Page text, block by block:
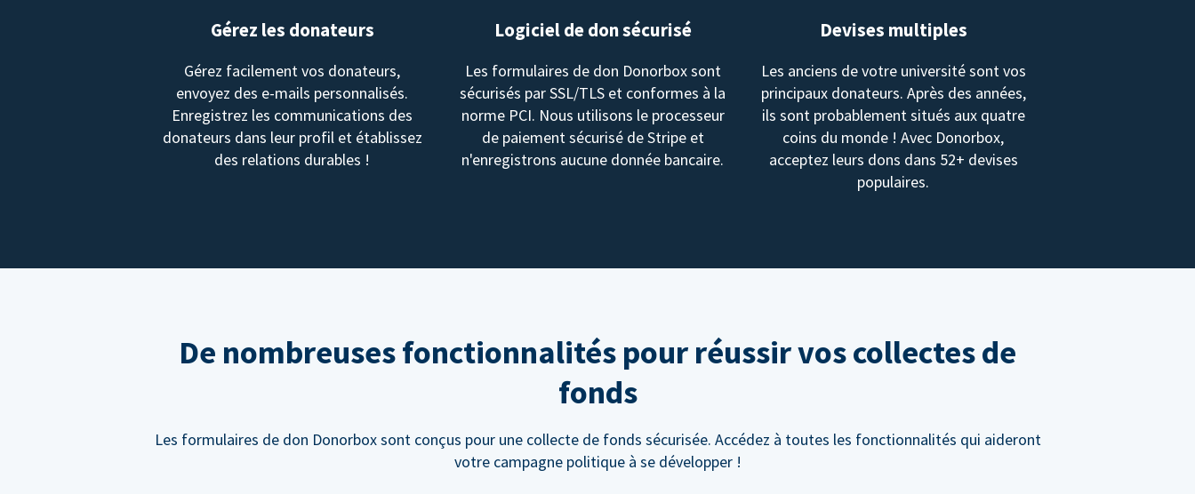
Gérez les donateurs
Gérez facilement vos donateurs,
envoyez des e-mails personnalisés.
Enregistrez les communications des
donateurs dans leur profil et établissez
des relations durables !
Logiciel de don sécurisé
Les formulaires de don Donorbox sont
sécurisés par SSL/TLS et conformes à la
norme PCI. Nous utilisons le processeur
de paiement sécurisé de Stripe et
n'enregistrons aucune donnée bancaire.
Devises multiples
Les anciens de votre université sont vos
principaux donateurs. Après des années,
ils sont probablement situés aux quatre
coins du monde ! Avec Donorbox,
acceptez leurs dons dans 52+ devises
populaires.
De nombreuses fonctionnalités pour réussir vos collectes de
fonds
Les formulaires de don Donorbox sont conçus pour une collecte de fonds sécurisée. Accédez à toutes les fonctionnalités qui aideront
votre campagne politique à se développer !